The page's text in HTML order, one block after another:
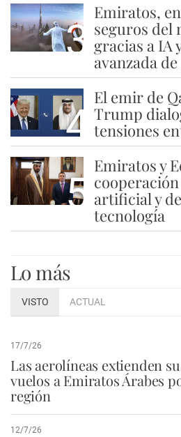
3
Emiratos,
seguros del
gracias a IA
avanzada
4
El emir de
Trump
tensiones
5
Emiratos y
artificial y
tecnología
Lo más
VISTO ACTUAL
17/7/26
Las aerolíneas extienden
vuelos a Emiratos Árabes
región
12/7/26